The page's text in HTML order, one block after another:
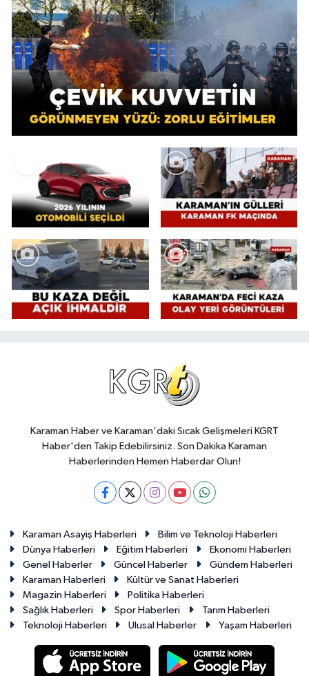
Karaman Haber ve Karaman'daki Sıcak Gelişmeleri KGRT
Haber'den Takip Edebilirsiniz. Son Dakika Karaman
Haberlerinden Hemen Haberdar Olun!
Karaman Asayiş Haberleri
Bilim ve Teknoloji Haberleri
Dünya Haberleri
Eğitim Haberleri
Ekonomi Haberleri
Genel Haberler
Güncel Haberler
Gündem Haberleri
Karaman Haberleri
Kültür ve Sanat Haberleri
Magazin Haberleri
Politika Haberleri
Sağlık Haberleri
Spor Haberleri
Tarım Haberleri
Teknoloji Haberleri
Ulusal Haberler Yaşam Haberleri